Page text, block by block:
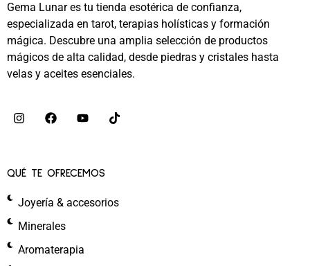
Gema Lunar es tu tienda esotérica de confianza,
especializada en tarot, terapias holísticas y formación
mágica. Descubre una amplia selección de productos
mágicos de alta calidad, desde piedras y cristales hasta
velas y aceites esenciales.
QUÉ TE OFRECEMOS
Joyería & accesorios
Minerales
Aromaterapia